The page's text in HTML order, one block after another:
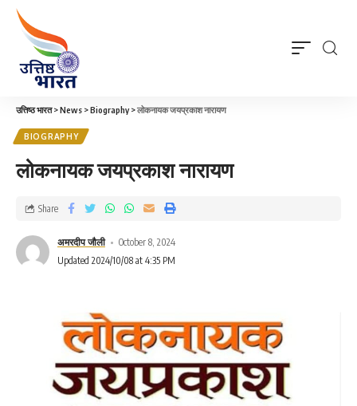
उत्तिष्ठ भारत>News >Biography>लोकनायक जयप्रकाश नारायण
BIOGRAPHY
लोकनायक जयप्रकाश नारायण
अमरदीप जौली
October 8, 2024
Updated 2024/10/08 at 4:35 PM
Share